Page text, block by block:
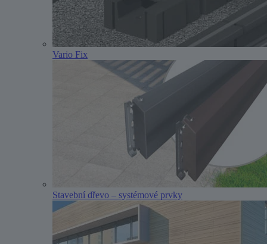
Vario Fix
Stavební dřevo – systémové prvky